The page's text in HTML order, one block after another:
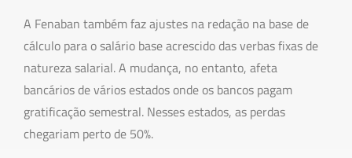
A Fenaban também faz ajustes na redação na base de
cálculo para o salário base acrescido das verbas fixas de
natureza salarial. A mudança, no entanto, afeta
bancários de vários estados onde os bancos pagam
gratificação semestral. Nesses estados, as perdas
chegariam perto de 50%.